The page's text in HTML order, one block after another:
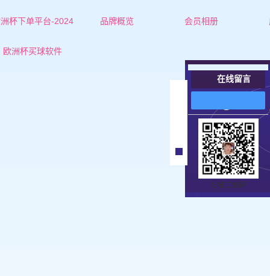
杯下单平台-2024
欧洲杯买球软件
品牌概览 会员相册
红娘-张老师
女士
男士
在线留言
扫描二维码